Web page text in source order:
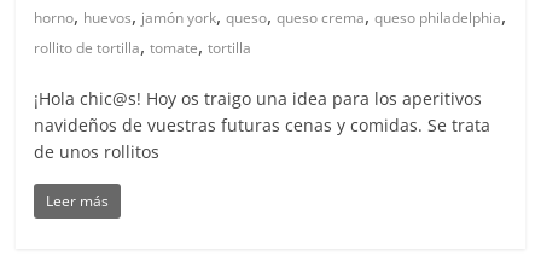
horno, huevos, jamón york,queso,queso crema,queso philadelphia,
rollito de tortilla,tomate,tortilla
¡Hola chic@s! Hoy os traigo una idea para los aperitivos
navideños de vuestras futuras cenas y comidas. Se trata
de unos rollitos
Leer más